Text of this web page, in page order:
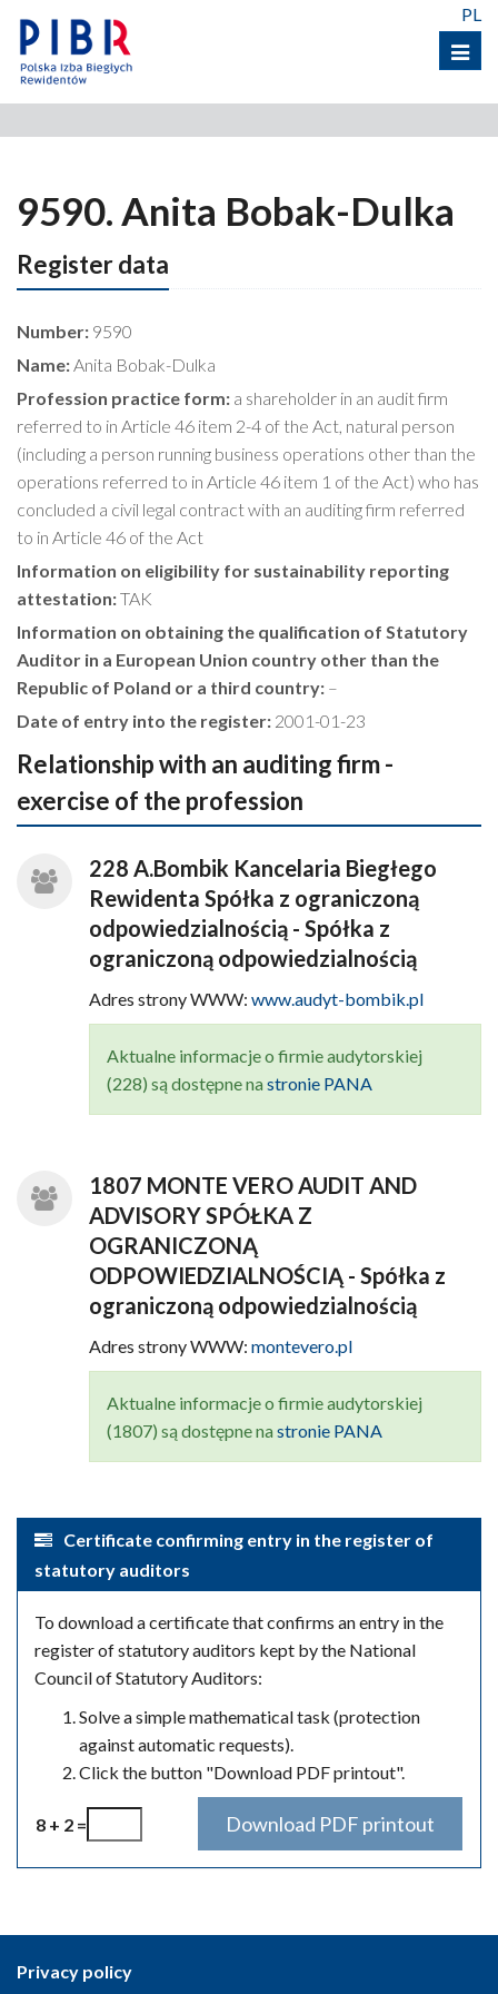
Menu
PL
9590. Anita Bobak-Dulka
Register data
Number: 9590
Name:Anita Bobak-Dulka
Profession practice form: a shareholder in an audit firm
referred to in Article 46 item 2-4 of the Act, natural person
(including a person running business operations other than the
operations referred to in Article 46 item 1 of the Act) who has
concluded a civil legal contract with an auditing firm referred
to in Article 46 of the Act
Information on eligibility for sustainability reporting
attestation:TAK
Information on obtaining the qualification of Statutory
Auditor in a European Union country other than the
Republic of Poland or a third country: –
Date of entry into the register: 2001-01-23
Relationship with an auditing firm -
exercise of the profession
228 A.Bombik Kancelaria Biegłego
Rewidenta Spółka z ograniczoną
odpowiedzialnością - Spółka z
ograniczoną odpowiedzialnością
Adres strony WWW: www.audyt-bombik.pl
Aktualne informacje o firmie audytorskiej
(228) są dostępne nastronie PANA
1807 MONTE VERO AUDIT AND
ADVISORY SPÓŁKA Z
OGRANICZONĄ
ODPOWIEDZIALNOŚCIĄ - Spółka z
ograniczoną odpowiedzialnością
Adres strony WWW: montevero.pl
Aktualne informacje o firmie audytorskiej
(1807) są dostępne nastronie PANA
Certificate confirming entry in the register of
statutory auditors
To download a certificate that confirms an entry in the
register of statutory auditors kept by the National
Council of Statutory Auditors:
Solve a simple mathematical task (protection
against automatic requests).
Click the button "Download PDF printout".
8 + 2 =
Privacy policy